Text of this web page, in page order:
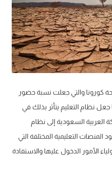
كورونا والتي جعلت نسبة حضور
نظام التعليم يتأثر بذلك في
العربية السعودية إلى نظام
التعليمية المختلفة التي
الأمور الدخول عليها والاستفادة